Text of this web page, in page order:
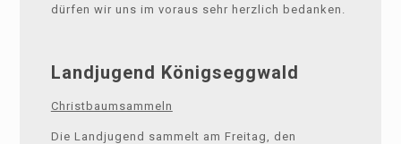
dürfen wir uns im voraus sehr herzlich bedanken.
Landjugend Königseggwald
Christbaumsammeln
Die Landjugend sammelt am Freitag, den